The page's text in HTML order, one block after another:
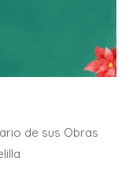
de sus Obras